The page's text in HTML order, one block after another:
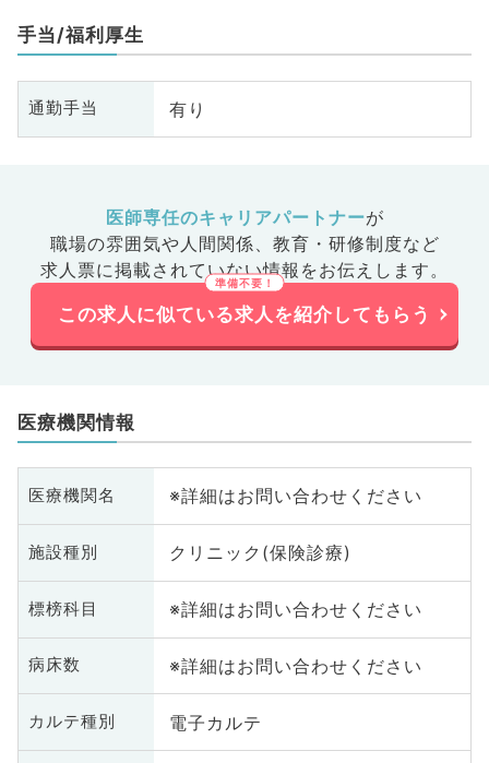
手当/福利厚生
通勤手当 有り
医師専任のキャリアパートナーが
職場の雰囲気や人間関係、 教育・研修制度など
求人票に掲載されていない情報をお伝えします。
この求人に似ている求人を紹介してもらう
医療機関情報
医療機関名 ※詳細はお問い合わせください
施設種別 クリニック(保険診療)
標榜科目 ※詳細はお問い合わせください
病床数 ※詳細はお問い合わせください
カルテ種別 電子カルテ